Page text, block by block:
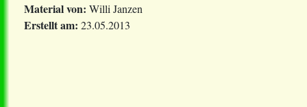
Material von: Willi Janzen
Erstellt am: 23.05.2013